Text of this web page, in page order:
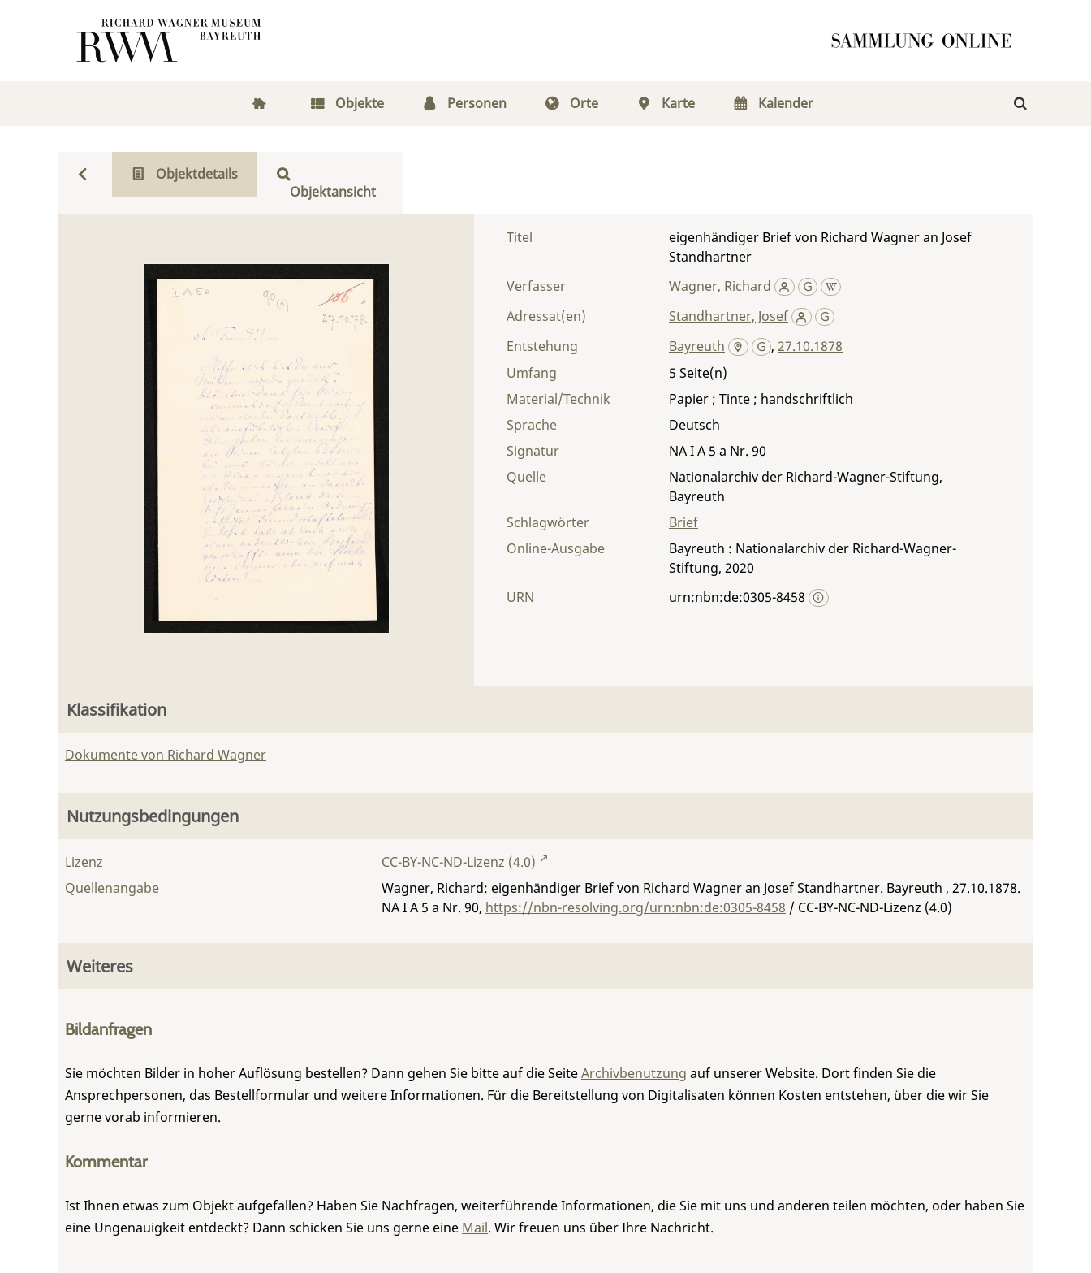
Objekte Personen Orte Karte Kalender
Objektdetails
Objektansicht
Titel
eigenhändiger Brief von Richard Wagner an Josef
Standhartner
Verfasser
Wagner, Richard
Adressat(en)
Standhartner, Josef
Entstehung
Bayreuth ,27.10.1878
Umfang
5
Material/Technik
Papier ; Tinte ; handschriftlich
Sprache
Deutsch
Signatur
NA I A 5 a Nr. 90
Quelle
Nationalarchiv der Richard-Wagner-Stiftung,
Bayreuth
Schlagwörter
Brief
Online-Ausgabe
Bayreuth : Nationalarchiv der Richard-Wagner-
Stiftung, 2020
URN
urn:nbn:de:0305-8458
Klassifikation
Dokumente von Richard Wagner
Nutzungsbedingungen
Lizenz
CC-BY-NC-ND-Lizenz (4.0)
Quellenangabe
Wagner, Richard: eigenhändiger Brief von Richard Wagner an Josef Standhartner. Bayreuth , 27.10.1878.
NA I A 5 a Nr. 90, https://nbn-resolving.org/urn:nbn:de:0305-8458 / CC-BY-NC-ND-Lizenz (4.0)
Weiteres
Bildanfragen
Sie möchten Bilder in hoher Auflösung bestellen? Dann gehen Sie bitte auf die SeiteArchivbenutzung auf unserer Website. Dort finden Sie die
Ansprechpersonen, das Bestellformular und weitere Informationen. Für die Bereitstellung von Digitalisaten können Kosten entstehen, über die wir Sie
gerne vorab informieren.
Kommentar
Ist Ihnen etwas zum Objekt aufgefallen? Haben Sie Nachfragen, weiterführende Informationen, die Sie mit uns und anderen teilen möchten, oder haben Sie
eine Ungenauigkeit entdeckt? Dann schicken Sie uns gerne eine Mail. Wir freuen uns über Ihre Nachricht.